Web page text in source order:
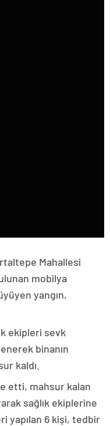
Mahallesi
mobilya
yangın,
ekipleri sevk
binanın
kaldı.
etti, mahsur kalan
sağlık ekiplerine
yapılan 6 kişi, tedbir